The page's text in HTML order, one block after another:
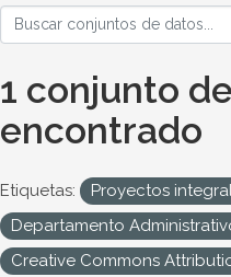
1 conjunto
encontrado
Etiquetas: Proyectos
Departamento
Creative Commons